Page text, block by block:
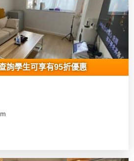
詢學生可享有95折優惠